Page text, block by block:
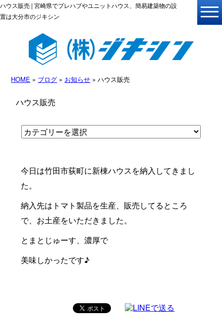
ハウス販売 | 宮崎県でプレハブやユニットハウス、簡易建築物の設
置は大分市のジキシン
HOME » ブログ » お知らせ » ハウス販売
ハウス販売
今日は竹田市荻町に新棟ハウスを納入してきまし
た。
納入先はトマト製品を生産、販売してるところ
で、お土産をいただきました。
とまとじゅーす、濃厚で
美味しかったです♪